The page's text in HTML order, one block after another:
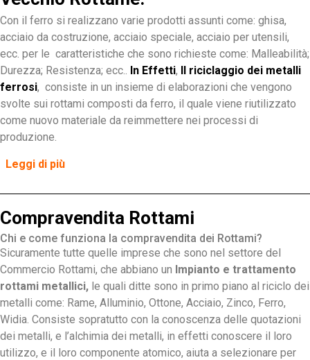
Con il ferro si realizzano varie prodotti assunti come: ghisa,
acciaio da costruzione, acciaio speciale, acciaio per utensili,
ecc. per le caratteristiche che sono richieste come: Malleabilità;
Durezza; Resistenza; ecc.. In Effetti, Il riciclaggio dei metalli
ferrosi, consiste in un insieme di elaborazioni che vengono
svolte sui rottami composti da ferro, il quale viene riutilizzato
come nuovo materiale da reimmettere nei processi di
produzione.
Leggi di più
Compravendita Rottami
Chi e come funziona la compravendita dei Rottami?
Sicuramente tutte quelle imprese che sono nel settore del
Commercio Rottami, che abbiano un Impianto e trattamento
rottami metallici, le quali ditte sono in primo piano al riciclo dei
metalli come: Rame, Alluminio, Ottone, Acciaio, Zinco, Ferro,
Widia. Consiste sopratutto con la conoscenza delle quotazioni
dei metalli, e l’alchimia dei metalli, in effetti conoscere il loro
utilizzo, e il loro componente atomico, aiuta a selezionare per